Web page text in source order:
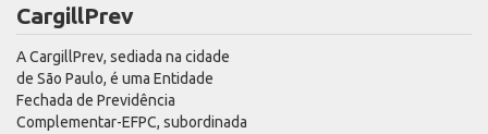
CargillPrev
A CargillPrev, sediada na cidade
de São Paulo, é uma Entidade
Fechada de Previdência
Complementar-EFPC, subordinada